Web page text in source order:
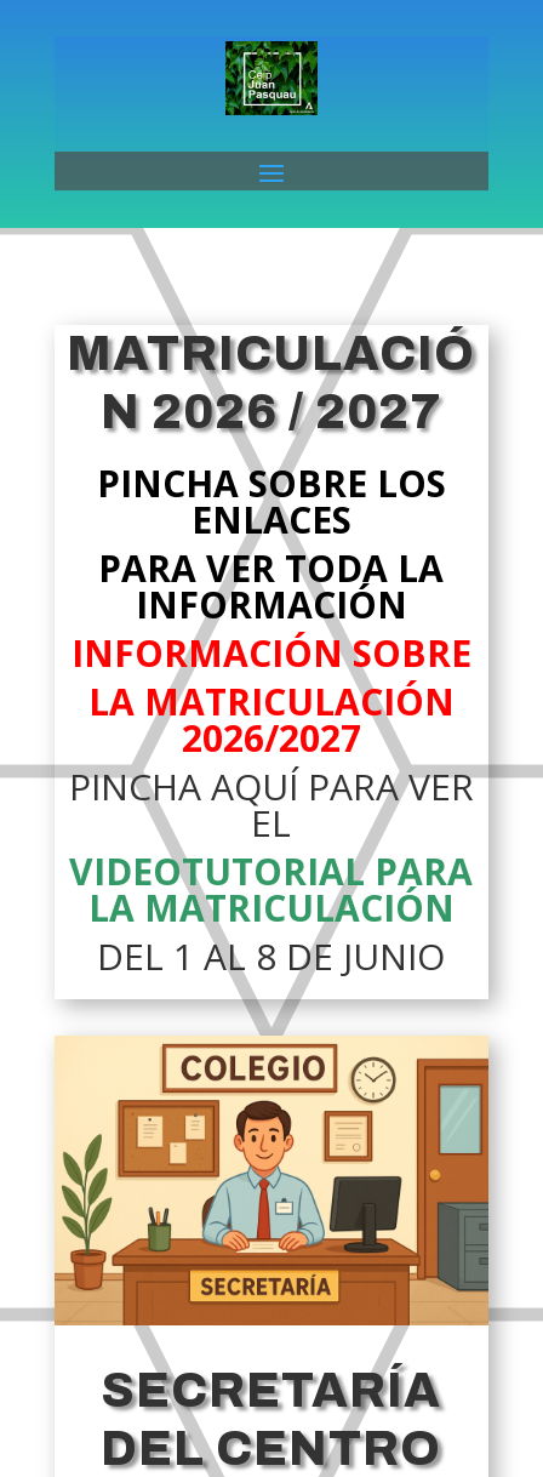
MATRICULACIÓ
N 2026 / 2027
PINCHA SOBRE LOS
ENLACES
PARA VER TODA LA
INFORMACIÓN
INFORMACIÓN SOBRE
LA MATRICULACIÓN
2026/2027
PINCHA AQUÍ PARA VER
EL
VIDEOTUTORIAL PARA
LA MATRICULACIÓN
DEL 1 AL 8 DE JUNIO
SECRETARÍA
DEL CENTRO